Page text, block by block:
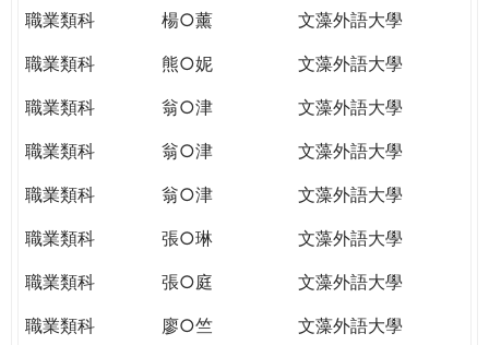
職業類科
楊○薰
文藻外語大學
職業類科
熊○妮
文藻外語大學
職業類科
翁○津
文藻外語大學
職業類科
翁○津
文藻外語大學
職業類科
翁○津
文藻外語大學
職業類科
張○琳
文藻外語大學
職業類科
張○庭
文藻外語大學
職業類科
廖○竺 文藻外語大學